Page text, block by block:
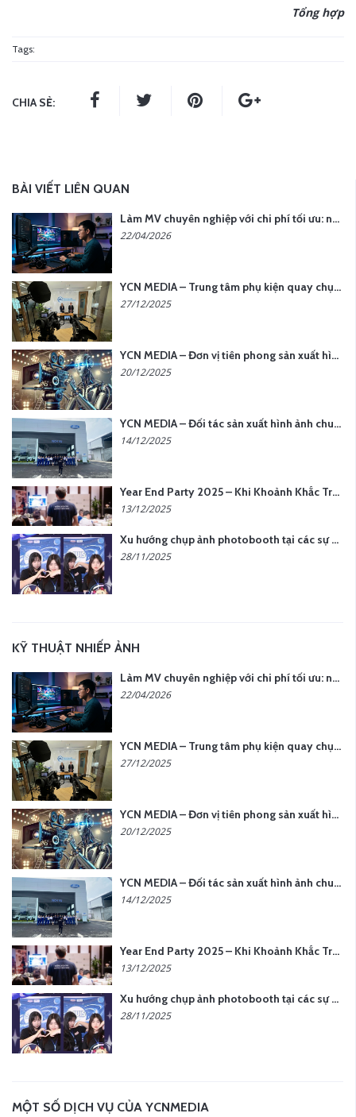
Tổng hợp
Tags:
CHIA SẺ:
BÀI VIẾT LIÊN QUAN
Làm MV chuyên nghiệp với chi phí tối ưu: nên chọn quay thực tế hay video AI?
22/04/2026
YCN MEDIA – Trung tâm phụ kiện quay chụp tại Hà Nội
27/12/2025
YCN MEDIA – Đơn vị tiên phong sản xuất hình ảnh & âm thanh bằng AI tại Hà Nội
20/12/2025
YCN MEDIA – Đối tác sản xuất hình ảnh chuyên nghiệp cho doanh nghiệp tại Hà Nội
14/12/2025
Year End Party 2025 – Khi Khoảnh Khắc Trở Thành Dấu Ấn | Gói Ưu Đãi Tháng 12 Từ YCN Media
13/12/2025
Xu hướng chụp ảnh photobooth tại các sự kiện hiện nay
28/11/2025
KỸ THUẬT NHIẾP ẢNH
Làm MV chuyên nghiệp với chi phí tối ưu: nên chọn quay thực tế hay video AI?
22/04/2026
YCN MEDIA – Trung tâm phụ kiện quay chụp tại Hà Nội
27/12/2025
YCN MEDIA – Đơn vị tiên phong sản xuất hình ảnh & âm thanh bằng AI tại Hà Nội
20/12/2025
YCN MEDIA – Đối tác sản xuất hình ảnh chuyên nghiệp cho doanh nghiệp tại Hà Nội
14/12/2025
Year End Party 2025 – Khi Khoảnh Khắc Trở Thành Dấu Ấn | Gói Ưu Đãi Tháng 12 Từ YCN Media
13/12/2025
Xu hướng chụp ảnh photobooth tại các sự kiện hiện nay
28/11/2025
MỘT SỐ DỊCH VỤ CỦA YCNMEDIA